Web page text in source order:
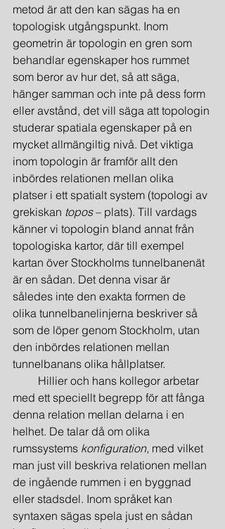
metod är att den kan sägas ha en
topologisk utgångspunkt. Inom
geometrin är topologin en gren som
behandlar egenskaper hos rummet
som beror av hur det, så att säga,
hänger samman och inte på dess form
eller avstånd, det vill säga att topologin
studerar spatiala egenskaper på en
mycket allmängiltig nivå. Det viktiga
inom topologin är framför allt den
inbördes relationen mellan olika
platser i ett spatialt system (topologi av
grekiskan topos – plats). Till vardags
känner vi topologin bland annat från
topologiska kartor, där till exempel
kartan över Stockholms tunnelbanenät
är en sådan. Det denna visar är
således inte den exakta formen de
olika tunnelbanelinjerna beskriver så
som de löper genom Stockholm, utan
den inbördes relationen mellan
tunnelbanans olika hållplatser.
Hillier och hans kollegor arbetar
med ett speciellt begrepp för att fånga
denna relation mellan delarna i en
helhet. De talar då om olika
rumssystems konfiguration, med vilket
man just vill beskriva relationen mellan
de ingående rummen i en byggnad
eller stadsdel. Inom språket kan
syntaxen sägas spela just en sådan